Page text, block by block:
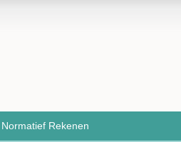
Normatief Rekenen